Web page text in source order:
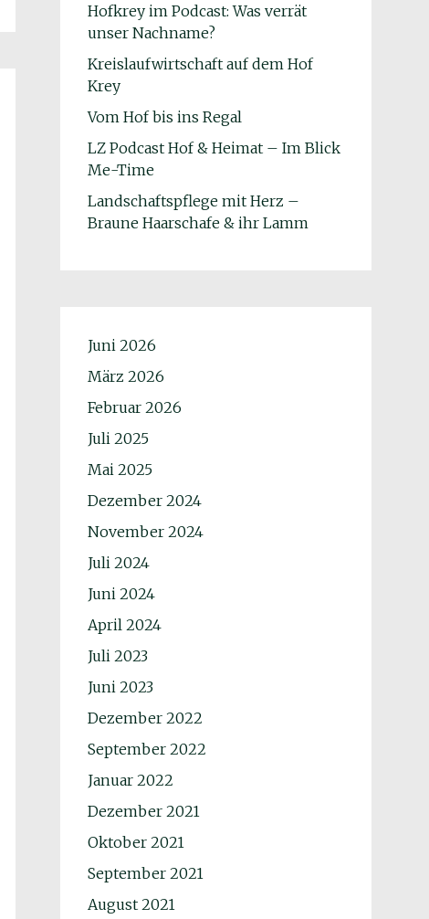
Hofkrey im Podcast: Was verrät
unser Nachname?
Kreislaufwirtschaft auf dem Hof
Krey
Vom Hof bis ins Regal
LZ Podcast Hof & Heimat – Im Blick
Me-Time
Landschaftspflege mit Herz –
Braune Haarschafe & ihr Lamm
Juni 2026
März 2026
Februar 2026
Juli 2025
Mai 2025
Dezember 2024
November 2024
Juli 2024
Juni 2024
April 2024
Juli 2023
Juni 2023
Dezember 2022
September 2022
Januar 2022
Dezember 2021
Oktober 2021
September 2021
August 2021